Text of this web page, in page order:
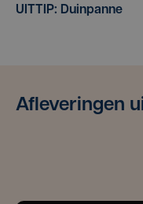
UITTIP: Duinpanne
Afleveringen